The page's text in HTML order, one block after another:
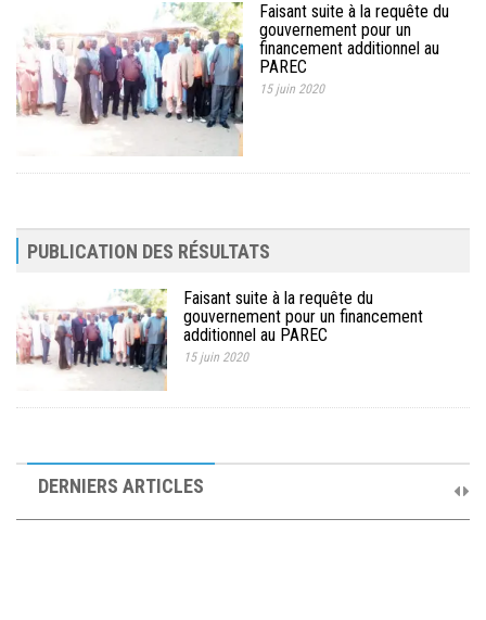
Faisant suite à la requête du
gouvernement pour un
financement additionnel au
PAREC
15 juin 2020
PUBLICATION DES RÉSULTATS
Faisant suite à la requête du
gouvernement pour un financement
additionnel au PAREC
15 juin 2020
DERNIERS ARTICLES
Comité de Pilotage du PAREC
19 septembre 2025